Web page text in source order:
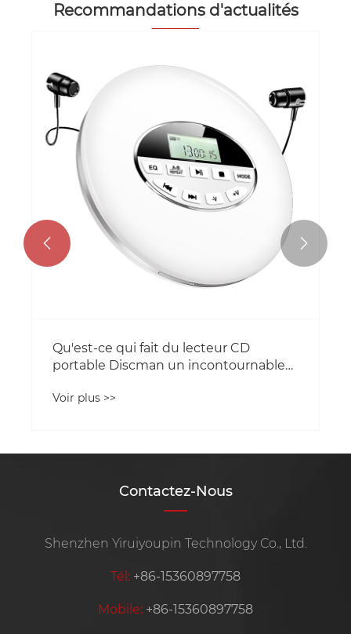
Recommandations d'actualités
Qu'est-ce qui fait du lecteur CD
portable Discman un incontournable
Voir plus >>
 
Contactez-Nous
Shenzhen Yiruiyoupin Technology Co., Ltd.
Tél: +86-15360897758
Mobile: +86-15360897758